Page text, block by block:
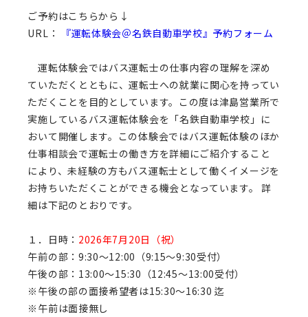
ご予約はこちらから↓
URL：
『運転体験会＠名鉄自動車学校』予約フォーム
運転体験会ではバス運転士の仕事内容の理解を深め
ていただくとともに、運転士への就業に関心を持ってい
ただくことを目的としています。この度は津島営業所で
実施しているバス運転体験会を「名鉄自動車学校」に
おいて開催します。この体験会ではバス運転体験のほか
仕事相談会で運転士の働き方を詳細にご紹介すること
により、未経験の方もバス運転士として働くイメージを
お持ちいただくことができる機会となっています。 詳
細は下記のとおりです。
１．日時： 2026年7月20日（祝）
午前の部：9:30～12:00（9:15～9:30受付）
午後の部：13:00～15:30（12:45～13:00受付）
※午後の部の面接希望者は15:30～16:30 迄
※午前は面接無し